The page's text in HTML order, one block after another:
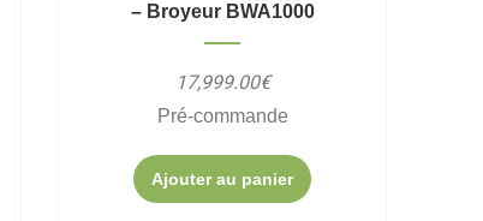
– Broyeur BWA1000
17,999.00€
Pré-commande
Ajouter au panier